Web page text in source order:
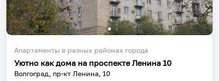
Апартаменты в разных районах города
Уютно как дома на проспекте Ленина 10
Волгоград, пр-кт Ленина, 10